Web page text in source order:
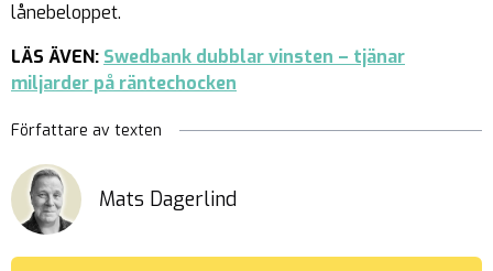
lånebeloppet.
LÄS ÄVEN: Swedbank dubblar vinsten – tjänar
miljarder på räntechocken
Författare av texten
Mats Dagerlind